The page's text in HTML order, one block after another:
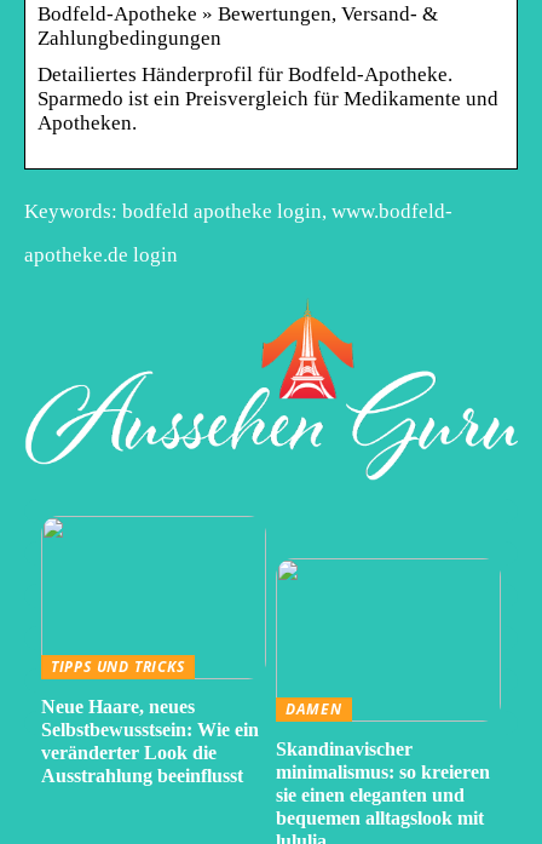
Bodfeld-Apotheke » Bewertungen, Versand- &
Zahlungbedingungen
Detailiertes Händerprofil für Bodfeld-Apotheke.
Sparmedo ist ein Preisvergleich für Medikamente und
Apotheken.
Keywords: bodfeld apotheke login, www.bodfeld-
apotheke.de login
TIPPS UND TRICKS
Neue Haare, neues
Selbstbewusstsein: Wie ein
veränderter Look die
Ausstrahlung beeinflusst
DAMEN
Skandinavischer
minimalismus: so kreieren
sie einen eleganten und
bequemen alltagslook mit